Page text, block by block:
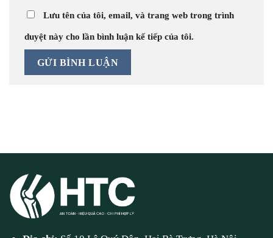
Lưu tên của tôi, email, và trang web trong trình
duyệt này cho lần bình luận kế tiếp của tôi.